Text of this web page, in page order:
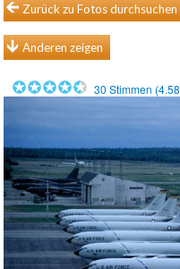
Zurück zu Fotos durchsuchen
Anderen zeigen
30 Stimmen (4.58